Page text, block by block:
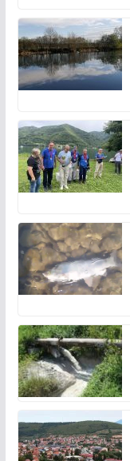
o
k